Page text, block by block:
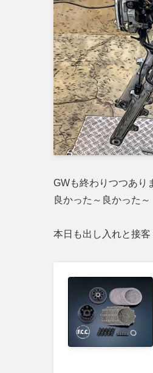
GWも終わりつつあり
良かった～良かった～
本日も出し入れと接客